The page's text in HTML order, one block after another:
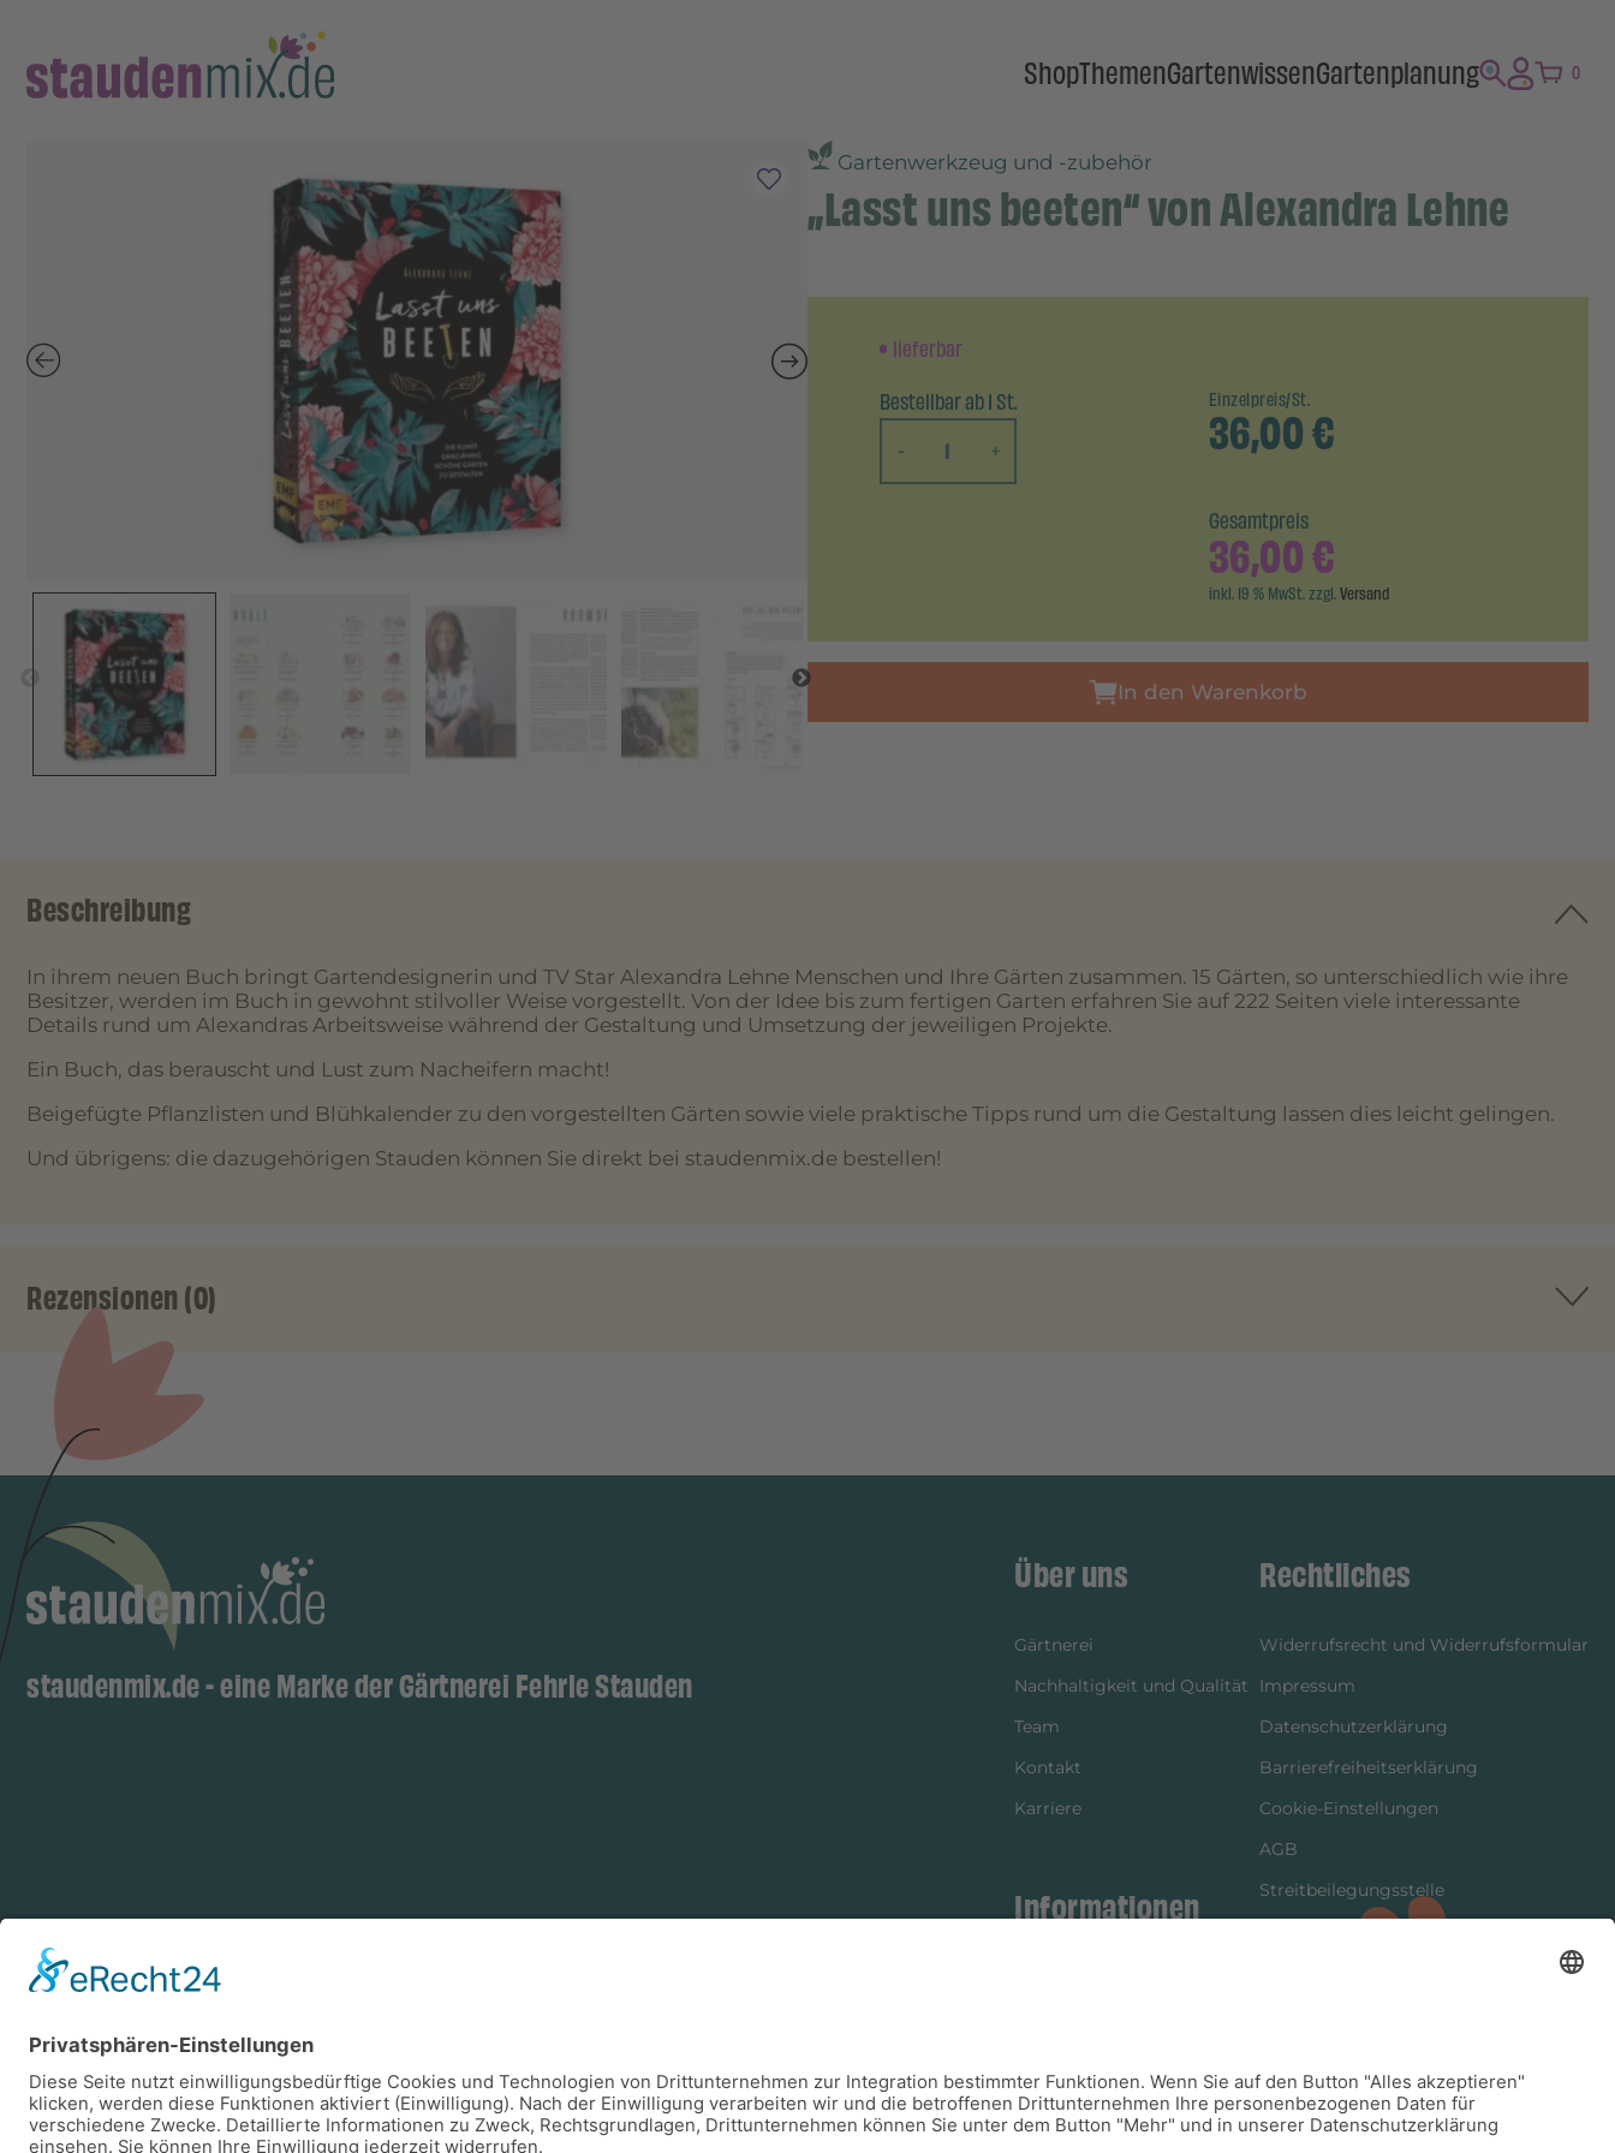
ShopThemenGartenwissenGartenplanung 0
Gartenwerkzeug und -zubehör
„Lasst uns beeten“ von Alexandra Lehne
lieferbar
Bestellbar ab 1 St.
-
+
Einzelpreis/St.
36,00€
Gesamtpreis
36,00€
inkl. 19 % MwSt. zzgl.Versand
In den Warenkorb
Beschreibung
In ihrem neuen Buch bringt Gartendesignerin und TV Star Alexandra Lehne Menschen und Ihre Gärten zusammen. 15 Gärten, so unterschiedlich wie ihre
Besitzer, werden im Buch in gewohnt stilvoller Weise vorgestellt. Von der Idee bis zum fertigen Garten erfahren Sie auf 222 Seiten viele interessante
Details rund um Alexandras Arbeitsweise während der Gestaltung und Umsetzung der jeweiligen Projekte.
Ein Buch, das berauscht und Lust zum Nacheifern macht!
Beigefügte Pflanzlisten und Blühkalender zu den vorgestellten Gärten sowie viele praktische Tipps rund um die Gestaltung lassen dies leicht gelingen.
Und übrigens: die dazugehörigen Stauden können Sie direkt bei staudenmix.de bestellen!
Rezensionen (0)
staudenmix.de - eine Marke der Gärtnerei Fehrle Stauden
Zahlungsarten
Vorkasse Rechnung
Über uns
Gärtnerei
Nachhaltigkeit und Qualität
Team
Kontakt
Karriere
Informationen
Versandinformationen
Rechtliches
Widerrufsrecht und Widerrufsformular
Impressum
Datenschutzerklärung
Barrierefreiheitserklärung
Cookie-Einstellungen
AGB
Streitbeilegungsstelle